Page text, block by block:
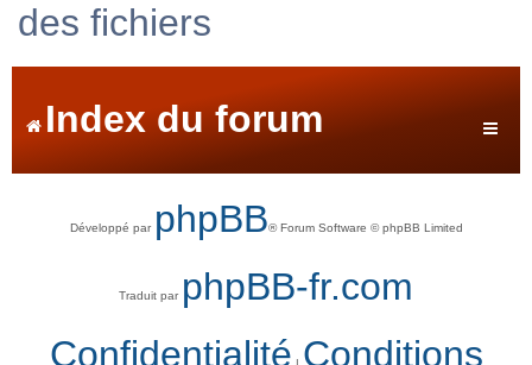
des fichiers
Index du forum
Développé par phpBB® Forum Software © phpBB Limited
Traduit par phpBB-fr.com
Confidentialité Conditions